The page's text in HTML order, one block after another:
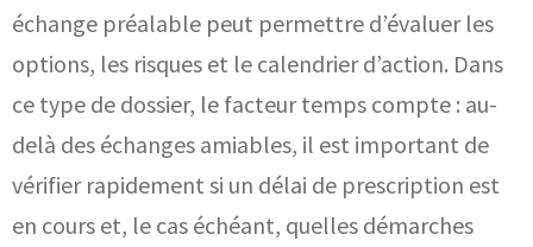
échange préalable peut permettre d’évaluer les
options, les risques et le calendrier d’action. Dans
ce type de dossier, le facteur temps compte : au-
delà des échanges amiables, il est important de
vérifier rapidement si un délai de prescription est
en cours et, le cas échéant, quelles démarches